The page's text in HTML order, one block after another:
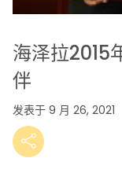
海泽拉2015
伴
发表于 9 月 26, 2021